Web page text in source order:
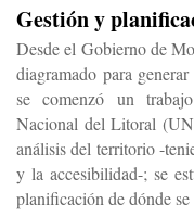
Gestión y
Desde el Gobierno de
diagramado para
se comenzó un
Nacional del Litoral
análisis del territorio -
y la accesibilidad-; se
planificación de dónde